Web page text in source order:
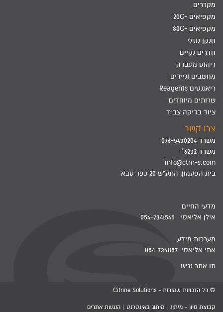
מקררים
מקפיאים -20C
מקפיאים -80C
חנקן נוזלי
חדרים נקיים
ריהוט מעבדה
מחשבים וניידים
ריאגנטים Reagents
שרותים מיוחדים
ציוד בדיקה צב"ד
צרו קשר
משרד 076-5430204
משרד 6232*
info@ctrn-s.com
בית הפעמון, התע"ש 20 כפר סבא
מדעי החיים
אילן אליאסי 054-7341545
מערכות מידע
אתי אליאסי 054-7341157
תו אתר נגיש
© כל הזכויות שמורות - Citrine Solutions
קבוצת סיון - מיתוג | מיתוג באינטרנט | הנגשת אתרים